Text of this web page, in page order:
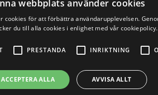
rör.
ForTube
Plan montering
HoleDim
Ø6 - Ø4 mm
Materiel
Duplex 2205
webbplats använder cookies
cookies för att förbättra användarupplevelsen.
du till alla cookies i enlighet med vår cookiepolicy.
PRESTANDA INRIKTNING
ACCEPTERA ALLA AVVISA ALLT